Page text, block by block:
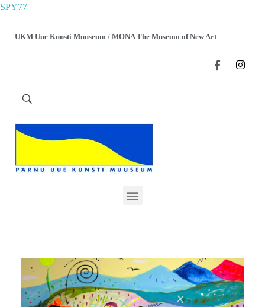
SPY77
UKM Uue Kunsti Muuseum / MONA The Museum of New Art